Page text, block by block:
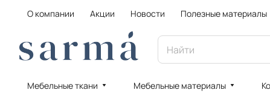
О компании Акции Новости Полезные материалы
Мебельные ткани Мебельные материалы